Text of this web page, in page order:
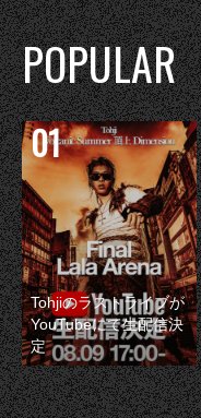
POPULAR
Tohjiのラストライブが
YouTubeにて生配信決
定